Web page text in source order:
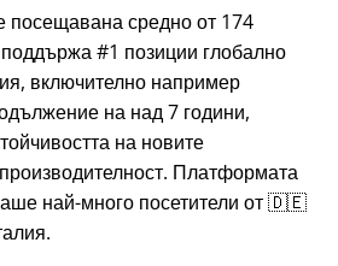
средно от 174
#1 позиции глобално
включително например
на над 7 години,
на новите
Платформата
най-много посетители от 🇩🇪